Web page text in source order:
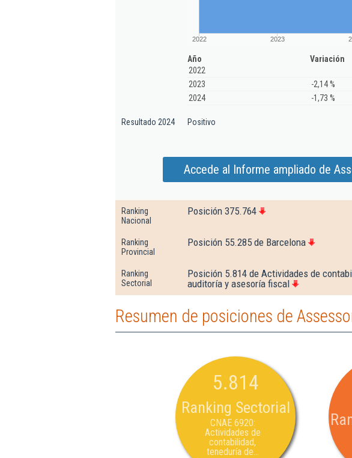
2022 2023
Año
Variación
2022
2023
-2,14 %
2024
-1,73 %
Resultado 2024 Positivo
Accede al Informe ampliado de
Ranking
Nacional
Posición 375.764
Ranking
Provincial
Posición 55.285 de Barcelona
Ranking
Sectorial
Posición 5.814 de Actividades de
auditoría y asesoría fiscal
Resumen de posiciones de
5.814
Ranking Sectorial
CNAE 6920:
Actividades de
contabilidad,
teneduría de...